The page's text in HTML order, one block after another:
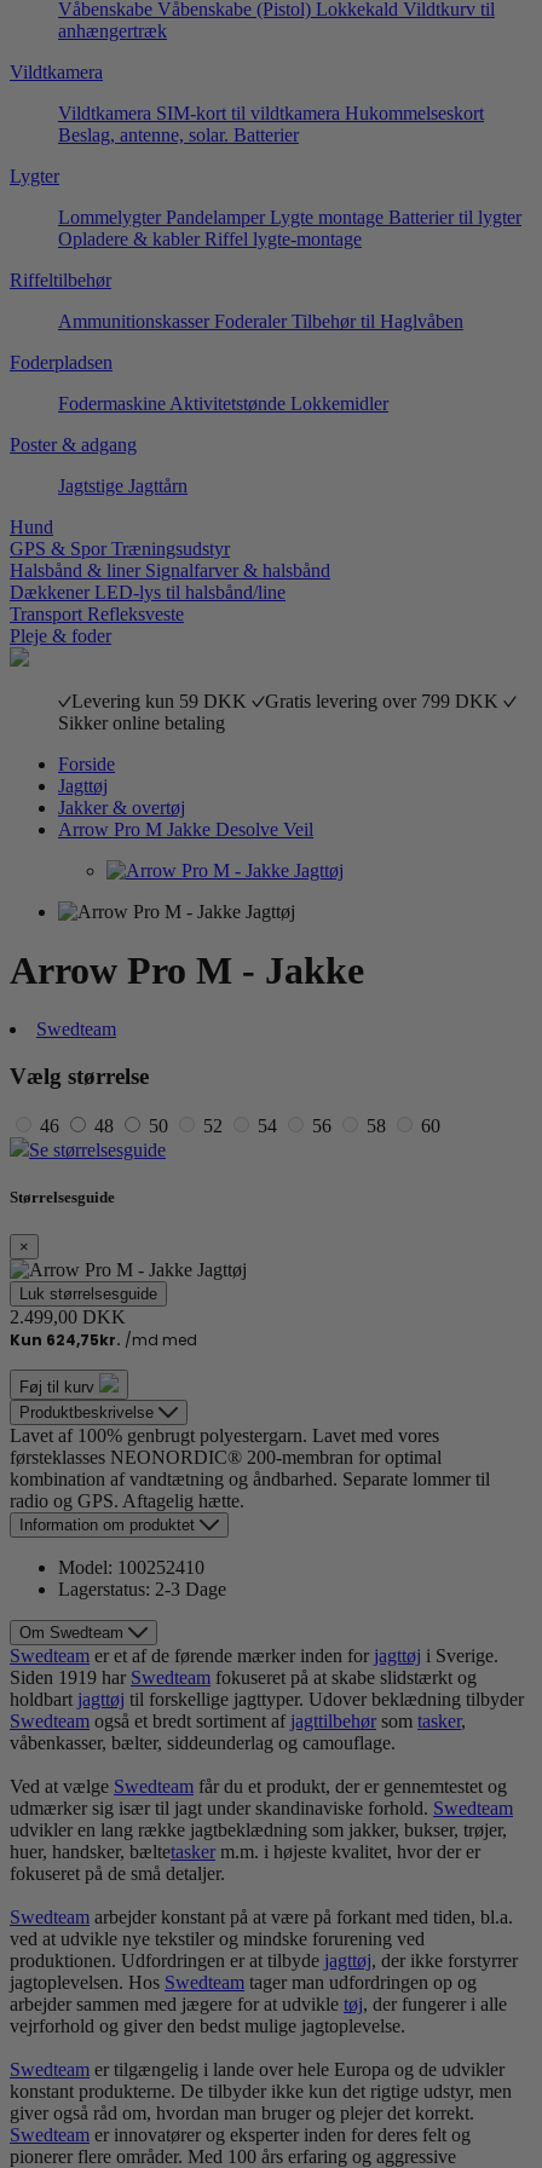
Våbenskabe Våbenskabe (Pistol) Lokkekald Vildtkurv til
anhængertræk
Vildtkamera
Vildtkamera SIM-kort til vildtkamera Hukommelseskort
Beslag, antenne, solar. Batterier
Lygter
Lommelygter Pandelamper Lygte montage Batterier til lygter
Opladere & kabler Riffel lygte-montage
Riffeltilbehør
Ammunitionskasser Foderaler Tilbehør til Haglvåben
Foderpladsen
Fodermaskine Aktivitetstønde Lokkemidler
Poster & adgang
Jagtstige Jagttårn
Hund
GPS & Spor Træningsudstyr
Halsbånd & liner Signalfarver & halsbånd
Dækkener LED-lys til halsbånd/line
Transport Refleksveste
Pleje & foder
Levering kun 59 DKK
Gratis levering over 799 DKK
Sikker online betaling
Forside
Jagttøj
Jakker & overtøj
Arrow Pro M Jakke Desolve Veil
Arrow Pro M - Jakke
Swedteam
Vælg størrelse
46 48 50 52 54 56 58
60
Se størrelsesguide
Størrelsesguide
×
Luk størrelsesguide
2.499,00 DKK
Føj til kurv
Produktbeskrivelse
Lavet af 100% genbrugt polyestergarn. Lavet med vores
førsteklasses NEONORDIC® 200-membran for optimal
kombination af vandtætning og åndbarhed. Separate lommer til
radio og GPS. Aftagelig hætte.
Information om produktet
Model: 100252410
Lagerstatus: 2-3 Dage
Om Swedteam
Swedteam er et af de førende mærker inden for jagttøj i Sverige.
Siden 1919 har Swedteam fokuseret på at skabe slidstærkt og
holdbart jagttøj til forskellige jagttyper. Udover beklædning tilbyder
Swedteam også et bredt sortiment af jagttilbehør som tasker,
våbenkasser, bælter, siddeunderlag og camouflage.
Ved at vælge Swedteam får du et produkt, der er gennemtestet og
udmærker sig især til jagt under skandinaviske forhold. Swedteam
udvikler en lang række jagtbeklædning som jakker, bukser, trøjer,
huer, handsker, bæltetasker m.m. i højeste kvalitet, hvor der er
fokuseret på de små detaljer.
Swedteam arbejder konstant på at være på forkant med tiden, bl.a.
ved at udvikle nye tekstiler og mindske forurening ved
produktionen. Udfordringen er at tilbyde jagttøj, der ikke forstyrrer
jagtoplevelsen. Hos Swedteam tager man udfordringen op og
arbejder sammen med jægere for at udvikle tøj, der fungerer i alle
vejrforhold og giver den bedst mulige jagtoplevelse.
Swedteam er tilgængelig i lande over hele Europa og de udvikler
konstant produkterne. De tilbyder ikke kun det rigtige udstyr, men
giver også råd om, hvordan man bruger og plejer det korrekt.
Swedteam er innovatører og eksperter inden for deres felt og
pionerer flere områder. Med 100 års erfaring og aggressive